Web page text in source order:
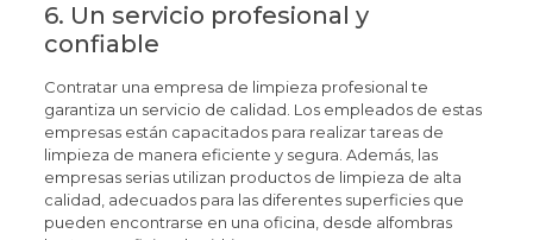
6. Un servicio profesional y
confiable
Contratar una empresa de limpieza profesional te
garantiza un servicio de calidad. Los empleados de estas
empresas están capacitados para realizar tareas de
limpieza de manera eficiente y segura. Además, las
empresas serias utilizan productos de limpieza de alta
calidad, adecuados para las diferentes superficies que
pueden encontrarse en una oficina, desde alfombras